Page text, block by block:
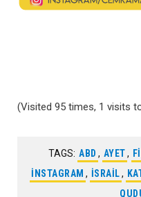
(Visited 95 times, 1 visits
TAGS: ABD , AYET,
INSTAGRAM , ISRAIL,